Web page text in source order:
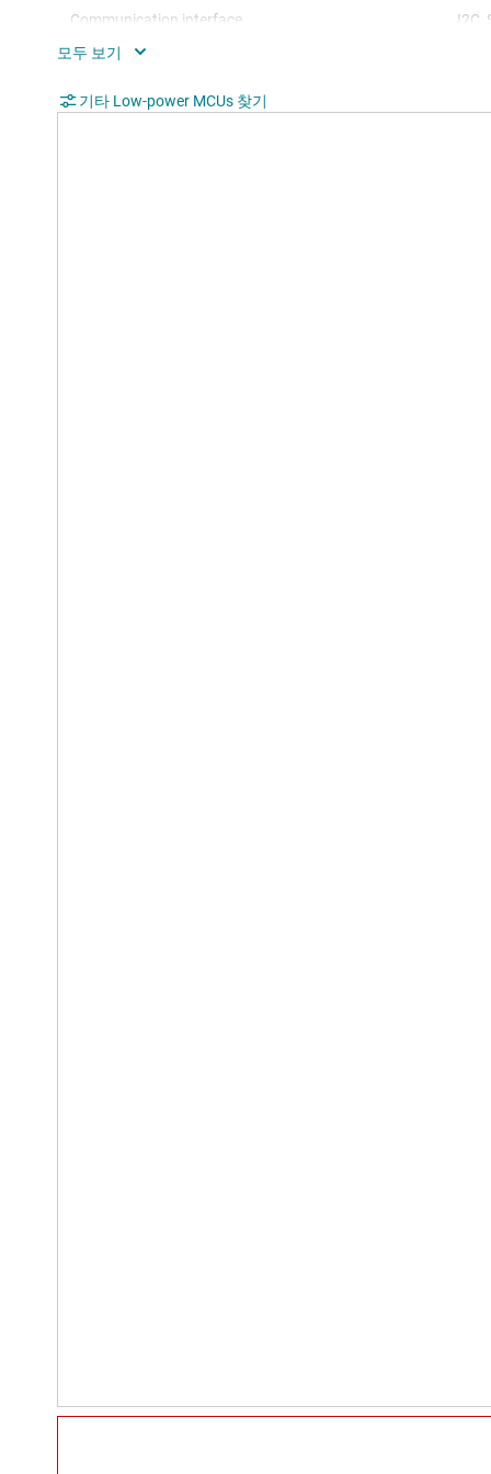
Communication interface I2C,
Operating system
Nonvolatile memory (kByte)
기타 Low-power MCUs 찾기